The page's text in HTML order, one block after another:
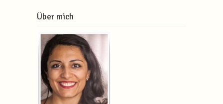
Über mich